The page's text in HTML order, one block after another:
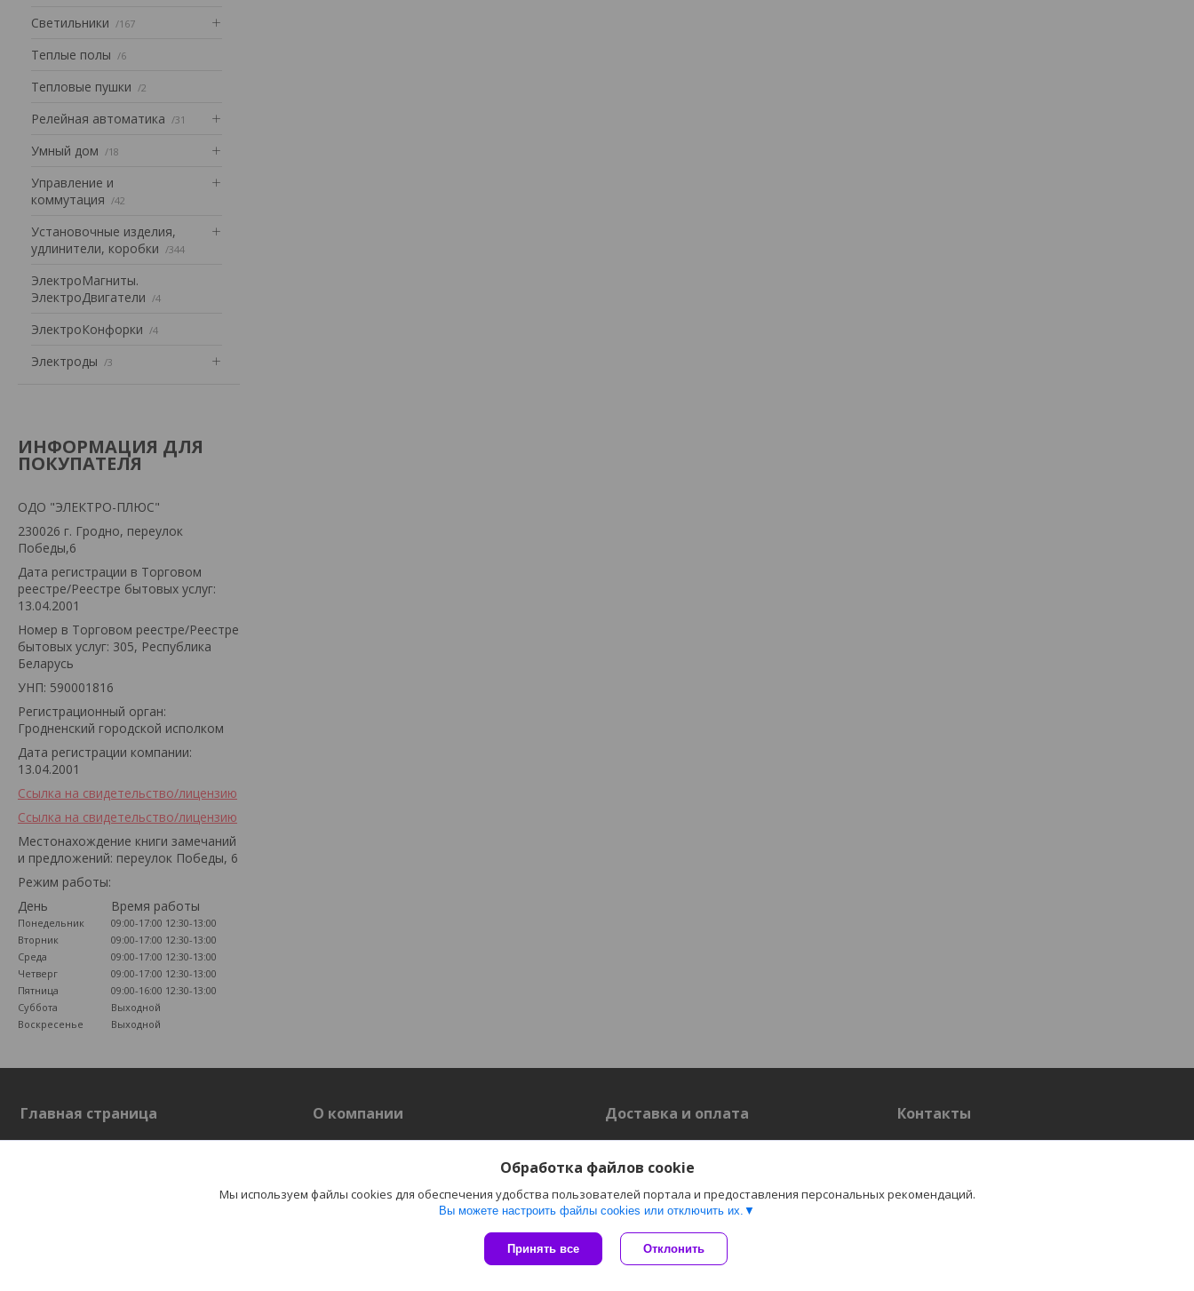
Светильники 167
Теплые полы 6
Тепловые пушки 2
Релейная автоматика 31
Умный дом 18
Управление и
коммутация
42
Установочные изделия,
удлинители, коробки
344
ЭлектроМагниты.
ЭлектроДвигатели
4
ЭлектроКонфорки 4
Электроды 3
ИНФОРМАЦИЯ ДЛЯ
ПОКУПАТЕЛЯ
ОДО "ЭЛЕКТРО-ПЛЮС"
230026 г. Гродно, переулок
Победы,6
Дата регистрации в Торговом
реестре/Реестре бытовых услуг:
13.04.2001
Номер в Торговом реестре/Реестре
бытовых услуг: 305, Республика
Беларусь
УНП: 590001816
Регистрационный орган:
Гродненский городской исполком
Дата регистрации компании:
13.04.2001
Ссылка на свидетельство/лицензию
Ссылка на свидетельство/лицензию
Местонахождение книги замечаний
и предложений: переулок Победы, 6
Режим работы:
День
Время работы
Понедельник 09:00-17:00 12:30-13:00
Вторник
09:00-17:00 12:30-13:00
Среда
09:00-17:00 12:30-13:00
Четверг
09:00-17:00 12:30-13:00
Пятница
09:00-16:00 12:30-13:00
Суббота
Выходной
Воскресенье
Выходной
Главная страница
Главная страница
О компании
О компании
Доставка и оплата
Доставка
Контакты
Контакты
Сайт создан на платформе Deal.by
Политика обработки файлов cookies
Обработка файлов cookie
Мы используем файлы cookies для обеспечения удобства пользователей портала и предоставления персональных рекомендаций.
Вы можете настроить файлы cookies или отключить их.
Принять все Отклонить
"Электро-Плюс" ОДО г. Гродно |
Пожаловаться на контент